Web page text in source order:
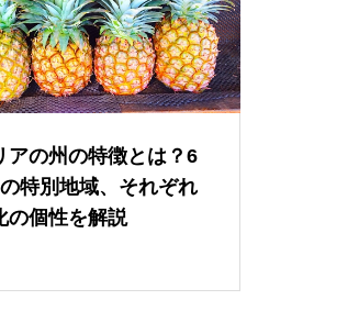
アの州の特徴とは？6
特別地域、それぞれ
の個性を解説